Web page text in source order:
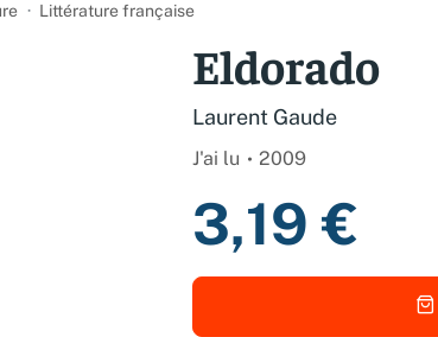
Littérature française
Eldorado
Laurent Gaude
J'ai lu 2009
3,19 €